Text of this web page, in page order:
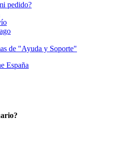
pedido?
de "Ayuda y Soporte"